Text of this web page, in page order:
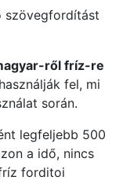
szövegfordítást
ről fríz-re
fel, mi
során.
legfeljebb 500
a idő, nincs
forditoi